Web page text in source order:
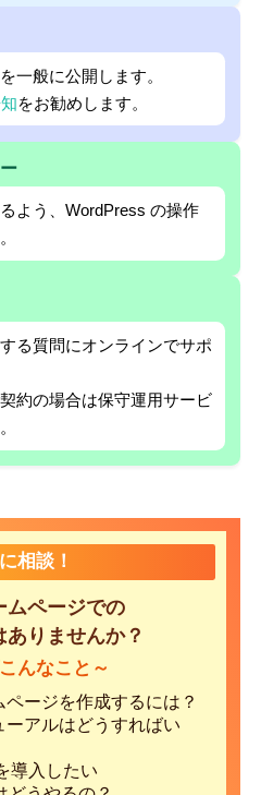
一般に公開します。
をお勧めします。
よう、WordPress の操作
る質問にオンラインでサポ
約の場合は保守運用サービ
相談！
ムページでの
ありませんか？
んなこと～
ページを作成するには？
ーアルはどうすればい
導入したい